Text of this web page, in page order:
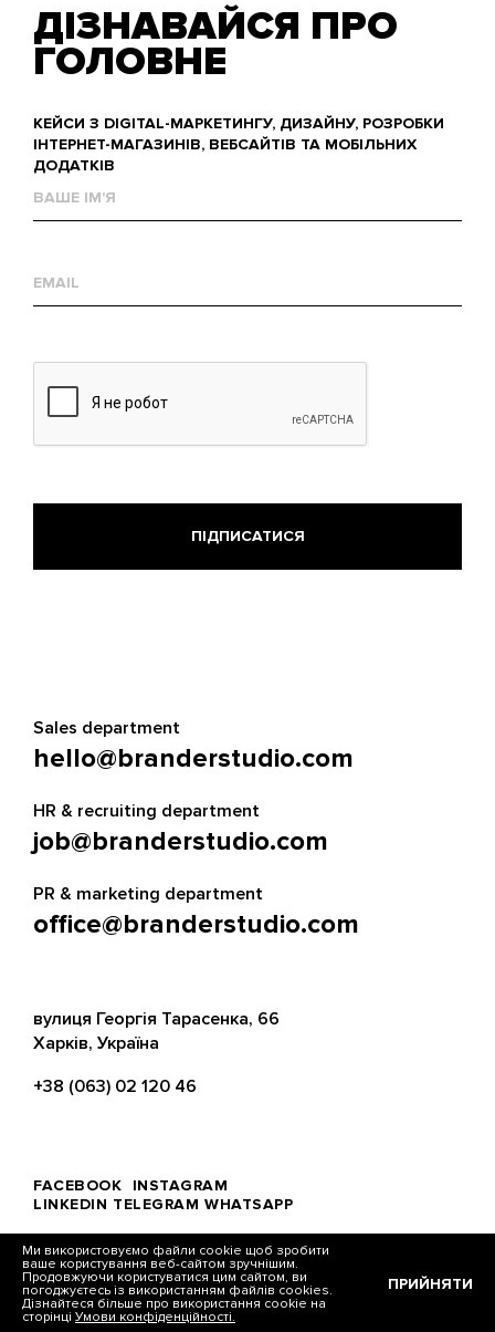
Ми використовуємо файли cookie щоб зробити
ваше користування веб-сайтом зручнішим.
Продовжуючи користуватися цим сайтом, ви
погоджуєтесь із використанням файлів cookies.
Дізнайтеся більше про використання cookie на
сторінці Умови конфіденційності.
ПРИЙНЯТИ
ДІЗНАВАЙСЯ ПРО
ГОЛОВНЕ
КЕЙСИ З DIGITAL-МАРКЕТИНГУ, ДИЗАЙНУ, РОЗРОБКИ
ІНТЕРНЕТ-МАГАЗИНІВ, ВЕБСАЙТІВ ТА МОБІЛЬНИХ
ДОДАТКІВ
им'я
mail
Sales department
hello@branderstudio.com
HR & recruiting department
job@branderstudio.com
PR & marketing department
office@branderstudio.com
вулиця Георгія Тарасенка, 66
Харків, Україна
+38 (063) 02 120 46
FACEBOOK
INSTAGRAM
LINKEDIN TELEGRAM WHATSAPP
© Brander, 2026